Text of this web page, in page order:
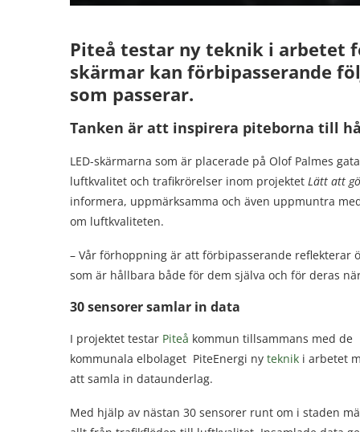
Piteå testar ny teknik i arbetet
skärmar kan förbipasserande
som passerar.
Tanken är att inspirera piteborna till
LED-skärmarna som är placerade på Olof Palmes
luftkvalitet och trafikrörelser inom projektet Lätt att
informera, uppmärksamma och även uppmuntra
om luftkvaliteten.
– Vår förhoppning är att förbipasserande
som är hållbara både för dem själva och för deras
30 sensorer samlar in data
I projektet testar Piteå kommun tillsammans med de
kommunala elbolaget PiteEnergi ny teknik i arbetet
att samla in dataunderlag.
Med hjälp av nästan 30 sensorer runt om i staden